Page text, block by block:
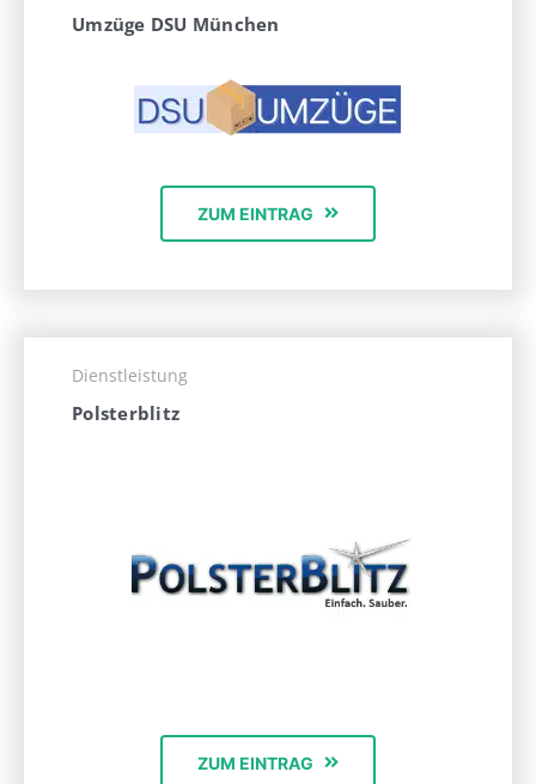
Umzüge DSU München
ZUM EINTRAG
Dienstleistung
Polsterblitz
ZUM EINTRAG